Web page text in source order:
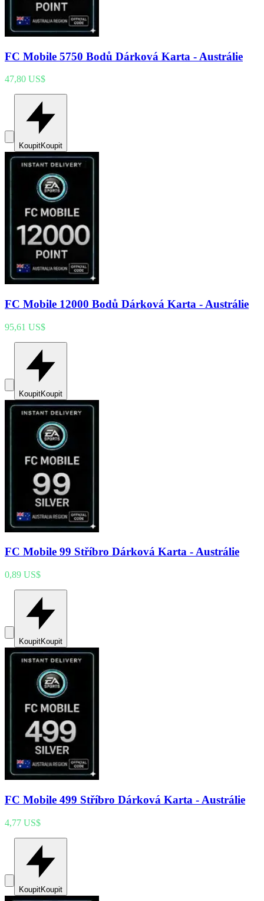
FC Mobile 5750 Bodů Dárková Karta - Austrálie
47,80 US$
KoupitKoupit
FC Mobile 12000 Bodů Dárková Karta - Austrálie
95,61 US$
KoupitKoupit
FC Mobile 99 Stříbro Dárková Karta - Austrálie
0,89 US$
KoupitKoupit
FC Mobile 499 Stříbro Dárková Karta - Austrálie
4,77 US$
KoupitKoupit